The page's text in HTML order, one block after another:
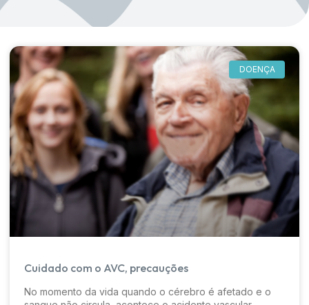
DOENÇA
Cuidado com o AVC, precauções
No momento da vida quando o cérebro é afetado e o